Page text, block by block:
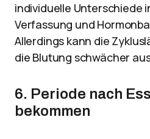
individuelle Unterschiede
Verfassung und
Allerdings kann die
die Blutung schwächer
6. Periode nach
bekommen